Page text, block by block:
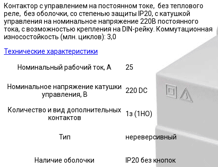
Контактор с управлением на постоянном токе, без теплового
реле, без оболочки, со степенью защиты IP20, с катушкой
управления на номинальное напряжение 220В постоянного
тока, с возможностью крепления на DIN-рейку. Коммутационная
износостойкость (млн. циклов): 3,0
Технические характеристики
Номинальный рабочий ток, А 25
Номинальное напряжение катушки
управления, В
220 DC
Количество и вид дополнительных
контактов
1з (1НО)
Тип нереверсивный
Наличие оболочки IP20 без кнопок